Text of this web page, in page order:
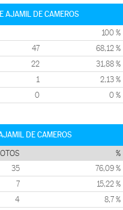
AJAMIL DE CAMEROS
100 %
47 68,12 %
22 31,88 %
1 2,13 %
0 0 %
DE CAMEROS
%
35 76,09 %
7 15,22 %
4 8,7 %